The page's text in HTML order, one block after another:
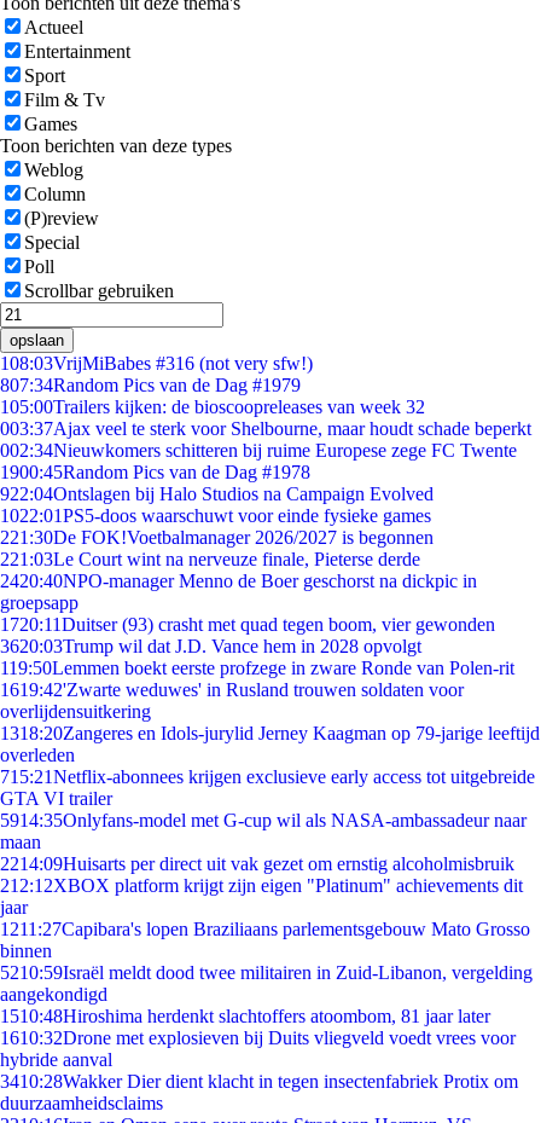
Actueel
Entertainment
Sport
Film & Tv
Games
Toon berichten van deze types
Weblog
Column
(P)review
Special
Poll
Scrollbar gebruiken
opslaan
108:03VrijMiBabes #316 (not very sfw!)
807:34Random Pics van de Dag #1979
105:00Trailers kijken: de bioscoopreleases van week 32
003:37Ajax veel te sterk voor Shelbourne, maar houdt schade beperkt
002:34Nieuwkomers schitteren bij ruime Europese zege FC Twente
1900:45Random Pics van de Dag #1978
922:04Ontslagen bij Halo Studios na Campaign Evolved
1022:01PS5-doos waarschuwt voor einde fysieke games
221:30De FOK!Voetbalmanager 2026/2027 is begonnen
221:03Le Court wint na nerveuze finale, Pieterse derde
2420:40NPO-manager Menno de Boer geschorst na dickpic in
groepsapp
1720:11Duitser (93) crasht met quad tegen boom, vier gewonden
3620:03Trump wil dat J.D. Vance hem in 2028 opvolgt
119:50Lemmen boekt eerste profzege in zware Ronde van Polen-rit
1619:42'Zwarte weduwes' in Rusland trouwen soldaten voor
overlijdensuitkering
1318:20Zangeres en Idols-jurylid Jerney Kaagman op 79-jarige leeftijd
overleden
715:21Netflix-abonnees krijgen exclusieve early access tot uitgebreide
GTA VI trailer
5914:35Onlyfans-model met G-cup wil als NASA-ambassadeur naar
maan
2214:09Huisarts per direct uit vak gezet om ernstig alcoholmisbruik
212:12XBOX platform krijgt zijn eigen "Platinum" achievements dit
jaar
1211:27Capibara's lopen Braziliaans parlementsgebouw Mato Grosso
binnen
5210:59Israël meldt dood twee militairen in Zuid-Libanon, vergelding
aangekondigd
1510:48Hiroshima herdenkt slachtoffers atoombom, 81 jaar later
1610:32Drone met explosieven bij Duits vliegveld voedt vrees voor
hybride aanval
3410:28Wakker Dier dient klacht in tegen insectenfabriek Protix om
duurzaamheidsclaims